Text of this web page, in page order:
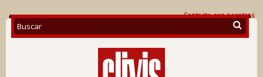
Contacte con nosotros